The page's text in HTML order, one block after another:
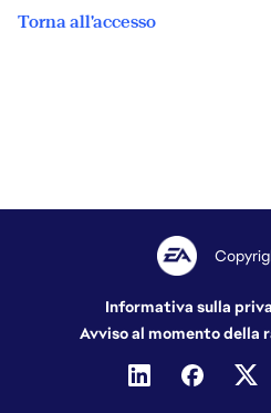
Torna all'accesso
Informativa sulla
Avviso al momento della